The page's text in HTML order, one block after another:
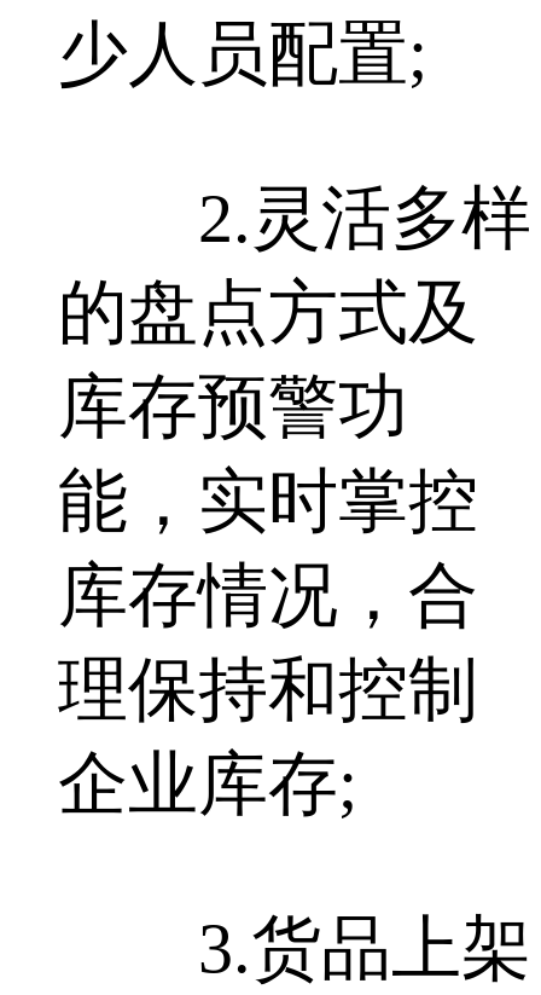
少人员配置;
2.灵活多样
的盘点方式及
库存预警功
能，实时掌控
库存情况，合
理保持和控制
企业库存;
3.货品上架